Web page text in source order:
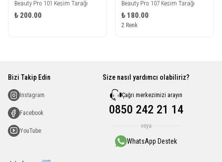
Beauty Pro 101 Kesim Tarağı
₺ 200.00
Beauty Pro 107 Kesim Tarağı
₺ 180.00
2 Renk
Bizi Takip Edin
Instagram
Facebook
YouTube
Size nasıl yardımcı olabiliriz?
Çağrı merkezimizi arayın
0850 242 21 14
veya
WhatsApp Destek